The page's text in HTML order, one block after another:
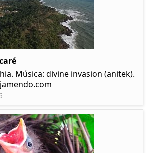
Música: divine invasion (anitek).